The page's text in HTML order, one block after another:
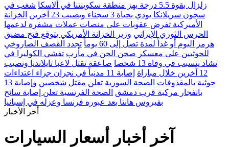
زلزال بقوة 5.5 درجة يهز منطقة سكوينتنا في ألاسكا
شغب في
سجون سريلانكا يودي بحياة 3 سجناء ويصيب 23 آخرين
الخزانة
الأميركية تفرض عقوبات على منصات عملات مشفرة لدعمها
الحرس الثوري الإيراني وزير الخزانة الأمريكي يتوقع فتح مضيق
هرمز اليوم أو غداً لمدة تصل إلى 60 يوماً
تجدد القصف الصاروخي
للحوثيين على معسكر صحن الجن في مأرب تفشي الكوليرا في
تشاد يتسبب في وفاة 13 شخصا
صاعقة تقتل لاعبا تايلانديا وتصيب
12 آخرين خلال مباراة
إصابة 11 مدنياً في نجران جراء اعتداءات
حوثية بالمقذوفات
الصحة السورية تعلن مقتل شخصين وإصابة 13
بانفجار مركبة قرب دمشق الصحة الفرنسية تعلن إصابة سائح
بفيروس هانتا بعد عبوره فرنسا وعزله في إسبانيا
أخر الأخبار
آخر أخبار أسعار السيارات